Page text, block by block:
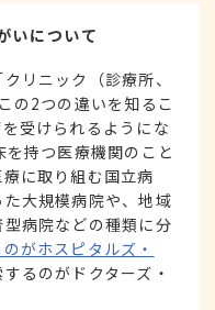
いについて
リニック（診療所、
の2つの違いを知るこ
受けられるようにな
持つ医療機関のこと
に取り組む国立病
大規模病院や、地域
病院などの種類に分
がホスピタルズ・
るのがドクターズ・